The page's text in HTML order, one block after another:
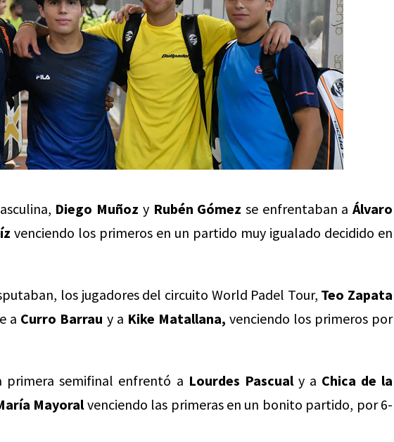
Diego Muñoz y Rubén Gómez se enfrentaban aÁlvaro
venciendo los primeros en un partido muy igualado decidido en
los jugadores del circuito World Padel Tour, Teo Zapata
a Curro Barrau y a Kike Matallana, venciendo los primeros por
primera semifinal enfrentó a Lourdes Pascualy a Chica de la
Mayoralvenciendo las primeras en un bonito partido, por 6-